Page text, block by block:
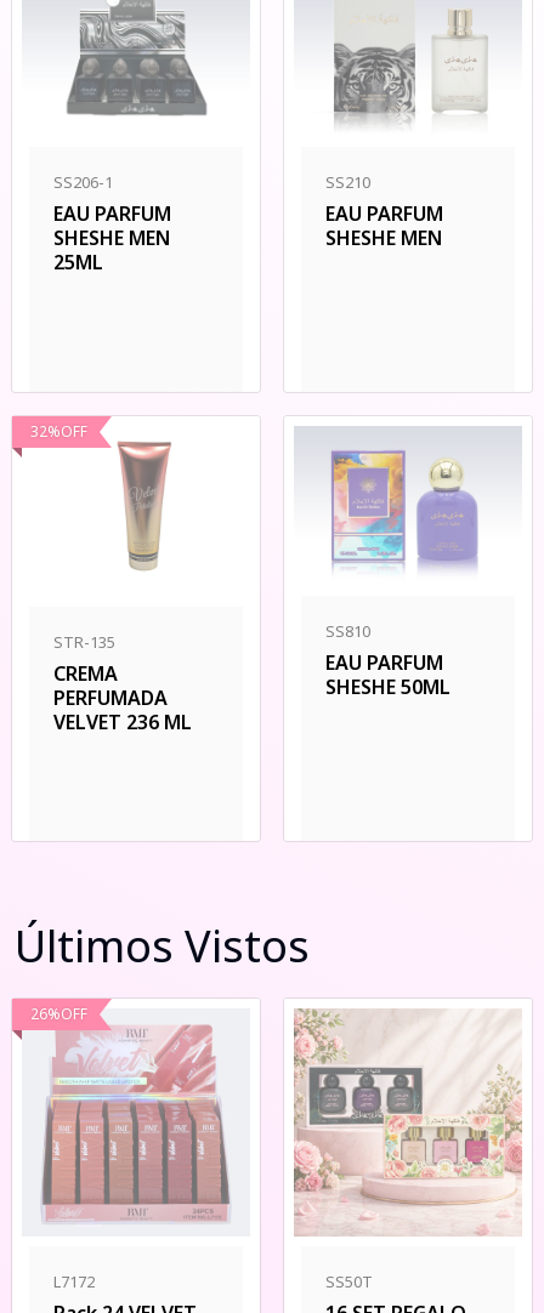
SS206-1
EAU PARFUM
SHESHE MEN
25ML
SS210
EAU PARFUM
SHESHE MEN
32%OFF
STR-135
CREMA
PERFUMADA
VELVET 236 ML
SS810
EAU PARFUM
SHESHE 50ML
Últimos Vistos
26%OFF
L7172 SS50T